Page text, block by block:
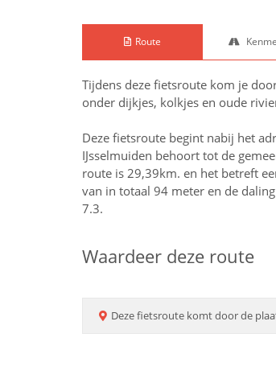
Route
Tijdens deze fietsroute kom je
onder dijkjes, kolkjes en oude
Deze fietsroute begint nabij het
IJsselmuiden behoort tot de
route is 29,39km. en het betreft
van in totaal 94 meter en de
7.3.
Waardeer deze route
Dezefietsroute komt door de